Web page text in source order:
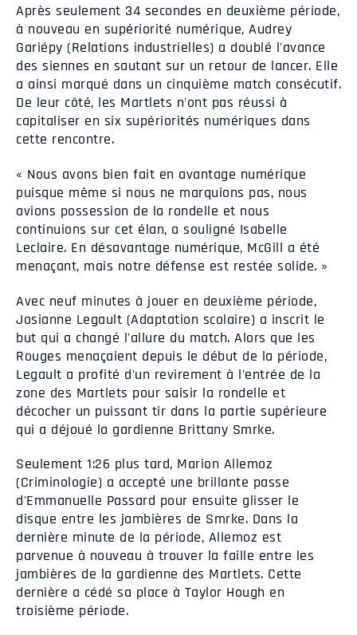
Après seulement 34 secondes en deuxième période,
à nouveau en supériorité numérique, Audrey
Gariépy (Relations industrielles) a doublé l'avance
des siennes en sautant sur un retour de lancer. Elle
a ainsi marqué dans un cinquième match consécutif.
De leur côté, les Martlets n'ont pas réussi à
capitaliser en six supériorités numériques dans
cette rencontre.
« Nous avons bien fait en avantage numérique
puisque même si nous ne marquions pas, nous
avions possession de la rondelle et nous
continuions sur cet élan, a souligné Isabelle
Leclaire. En désavantage numérique, McGill a été
menaçant, mais notre défense est restée solide. »
Avec neuf minutes à jouer en deuxième période,
Josianne Legault (Adaptation scolaire) a inscrit le
but qui a changé l'allure du match. Alors que les
Rouges menaçaient depuis le début de la période,
Legault a profité d'un revirement à l'entrée de la
zone des Martlets pour saisir la rondelle et
décocher un puissant tir dans la partie supérieure
qui a déjoué la gardienne Brittany Smrke.
Seulement 1:26 plus tard, Marion Allemoz
(Criminologie) a accepté une brillante passe
d'Emmanuelle Passard pour ensuite glisser le
disque entre les jambières de Smrke. Dans la
dernière minute de la période, Allemoz est
parvenue à nouveau à trouver la faille entre les
jambières de la gardienne des Martlets. Cette
dernière a cédé sa place à Taylor Hough en
troisième période.